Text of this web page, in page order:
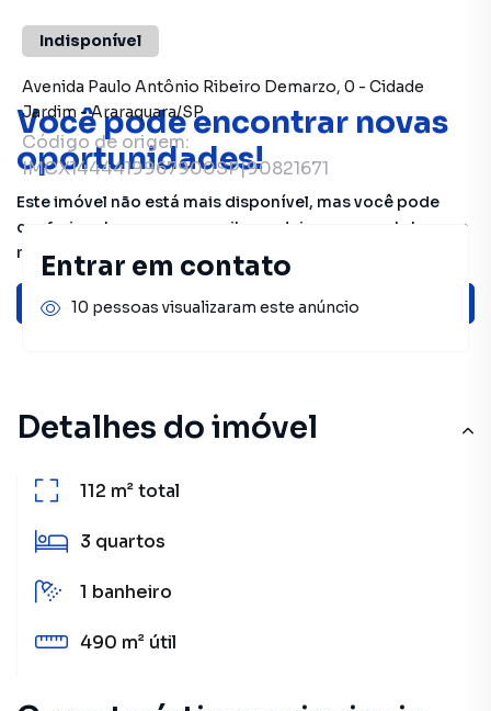
Você pode encontrar novas
oportunidades!
Este imóvel não está mais disponível, mas você pode
conferir outros em nosso site ou deixar seu contato para
receber mais informações.
Ver sugestões
Detalhes do imóvel
112 m²total
3 quartos
1 banheiro
490 m² útil
Indisponível
Avenida Paulo Antônio Ribeiro Demarzo, 0 - Cidade
Jardim -Araraquara/SP
Código de origem:
IMCX1444419967900SP|90821671
Entrar em contato
10 pessoas visualizaram este anúncio